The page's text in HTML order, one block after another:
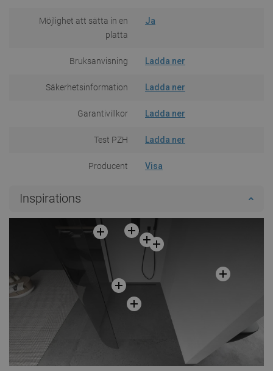
Möjlighet att sätta in en
platta
Ja
Bruksanvisning Ladda ner
Säkerhetsinformation Ladda ner
Garantivillkor Ladda ner
Test PZH Ladda ner
Producent Visa
Inspirations